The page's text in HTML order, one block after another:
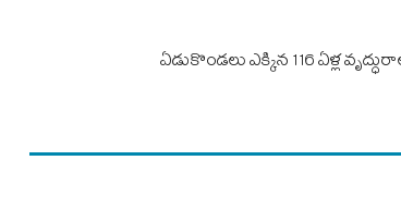
ఏడుకొండలు ఎక్కిన 116 ఏళ్ల